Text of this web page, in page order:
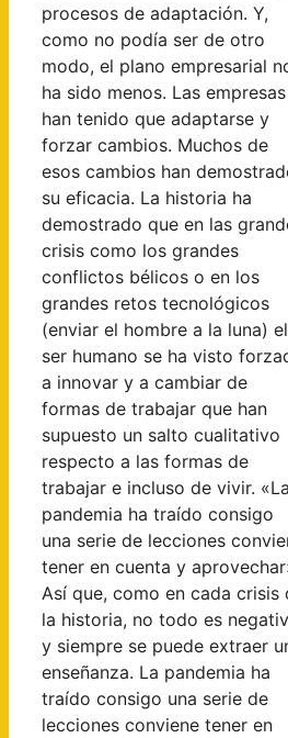
procesos de adaptación. Y,
como no podía ser de otro
modo, el plano empresarial
ha sido menos. Las empresas
han tenido que adaptarse y
forzar cambios. Muchos de
esos cambios han
su eficacia. La historia ha
demostrado que en las
crisis como los grandes
conflictos bélicos o en los
grandes retos tecnológicos
(enviar el hombre a la luna) el
ser humano se ha visto
a innovar y a cambiar de
formas de trabajar que han
supuesto un salto cualitativo
respecto a las formas de
trabajar e incluso de vivir. «La
pandemia ha traído consigo
una serie de lecciones
tener en cuenta y
Así que, como en cada crisis
la historia, no todo es
y siempre se puede extraer
enseñanza. La pandemia ha
traído consigo una serie de
lecciones conviene tener en